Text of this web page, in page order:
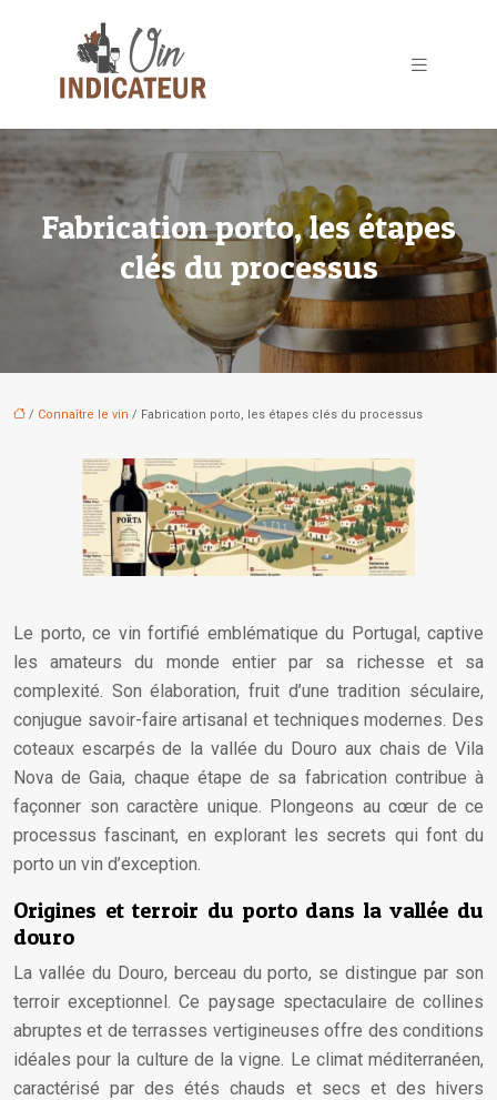
Fabrication porto, les étapes
clés du processus
/ Connaître le vin / Fabrication porto, les étapes clés du processus
Le porto, ce vin fortifié emblématique du Portugal, captive
les amateurs du monde entier par sa richesse et sa
complexité. Son élaboration, fruit d’une tradition séculaire,
conjugue savoir-faire artisanal et techniques modernes. Des
coteaux escarpés de la vallée du Douro aux chais de Vila
Nova de Gaia, chaque étape de sa fabrication contribue à
façonner son caractère unique. Plongeons au cœur de ce
processus fascinant, en explorant les secrets qui font du
porto un vin d’exception.
Origines et terroir du porto dans la vallée du
douro
La vallée du Douro, berceau du porto, se distingue par son
terroir exceptionnel. Ce paysage spectaculaire de collines
abruptes et de terrasses vertigineuses offre des conditions
idéales pour la culture de la vigne. Le climat méditerranéen,
caractérisé par des étés chauds et secs et des hivers